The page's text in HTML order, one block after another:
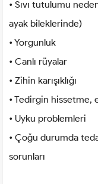
• Sıvı tutulumu
ayak bileklerinde)
• Yorgunluk
• Canlı rüyalar
• Zihin karışıklığı
• Tedirgin hissetme,
• Uyku problemleri
• Çoğu durumda
sorunları